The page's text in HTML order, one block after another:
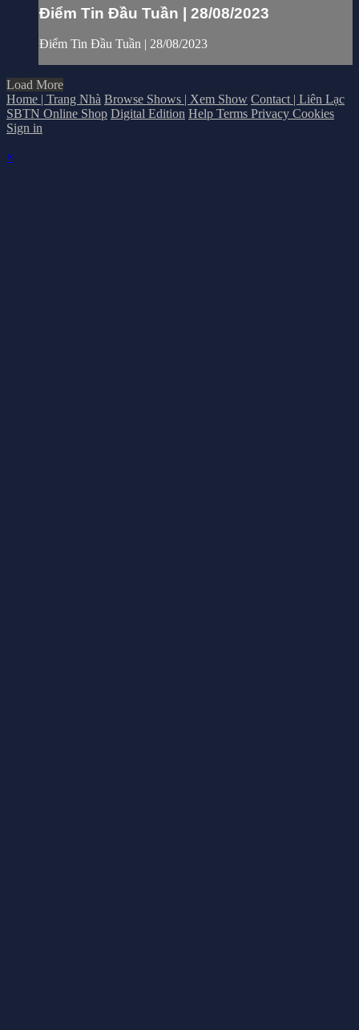
Điểm Tin Đầu Tuần | 28/08/2023
Điểm Tin Đầu Tuần | 28/08/2023
Load More
Home | Trang Nhà Browse Shows | Xem Show Contact | Liên Lạc
SBTN Online Shop Digital Edition Help Terms Privacy Cookies
Sign in
×